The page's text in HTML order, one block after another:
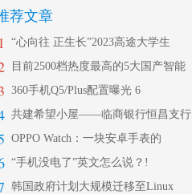
荐文章
“心向往 正生长”2023高途大学生
目前2500档热度最高的5大国产智能
360手机Q5/Plus配置曝光 6
共建希望小屋——临商银行恒昌支行
OPPO Watch：一块安卓手表的
“手机没电了”英文怎么说？!
韩国政府计划大规模迁移至Linux